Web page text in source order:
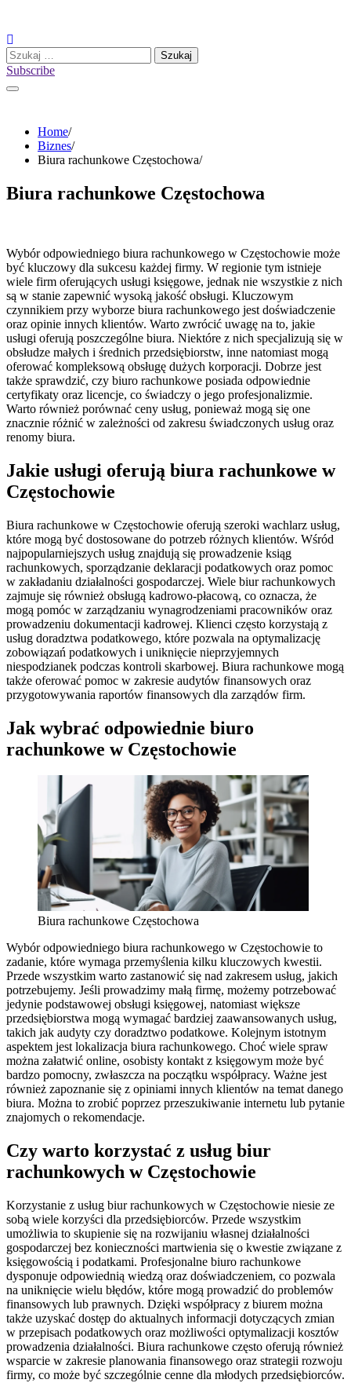
content
Szukaj:
Subscribe
Home
Biznes
Biura rachunkowe Częstochowa
Biura rachunkowe Częstochowa
Wybór odpowiedniego biura rachunkowego w Częstochowie może
być kluczowy dla sukcesu każdej firmy. W regionie tym istnieje
wiele firm oferujących usługi księgowe, jednak nie wszystkie z nich
są w stanie zapewnić wysoką jakość obsługi. Kluczowym
czynnikiem przy wyborze biura rachunkowego jest doświadczenie
oraz opinie innych klientów. Warto zwrócić uwagę na to, jakie
usługi oferują poszczególne biura. Niektóre z nich specjalizują się w
obsłudze małych i średnich przedsiębiorstw, inne natomiast mogą
oferować kompleksową obsługę dużych korporacji. Dobrze jest
także sprawdzić, czy biuro rachunkowe posiada odpowiednie
certyfikaty oraz licencje, co świadczy o jego profesjonalizmie.
Warto również porównać ceny usług, ponieważ mogą się one
znacznie różnić w zależności od zakresu świadczonych usług oraz
renomy biura.
Jakie usługi oferują biura rachunkowe w
Częstochowie
Biura rachunkowe w Częstochowie oferują szeroki wachlarz usług,
które mogą być dostosowane do potrzeb różnych klientów. Wśród
najpopularniejszych usług znajdują się prowadzenie ksiąg
rachunkowych, sporządzanie deklaracji podatkowych oraz pomoc
w zakładaniu działalności gospodarczej. Wiele biur rachunkowych
zajmuje się również obsługą kadrowo-płacową, co oznacza, że
mogą pomóc w zarządzaniu wynagrodzeniami pracowników oraz
prowadzeniu dokumentacji kadrowej. Klienci często korzystają z
usług doradztwa podatkowego, które pozwala na optymalizację
zobowiązań podatkowych i uniknięcie nieprzyjemnych
niespodzianek podczas kontroli skarbowej. Biura rachunkowe mogą
także oferować pomoc w zakresie audytów finansowych oraz
przygotowywania raportów finansowych dla zarządów firm.
Jak wybrać odpowiednie biuro
rachunkowe w Częstochowie
Biura rachunkowe Częstochowa
Wybór odpowiedniego biura rachunkowego w Częstochowie to
zadanie, które wymaga przemyślenia kilku kluczowych kwestii.
Przede wszystkim warto zastanowić się nad zakresem usług, jakich
potrzebujemy. Jeśli prowadzimy małą firmę, możemy potrzebować
jedynie podstawowej obsługi księgowej, natomiast większe
przedsiębiorstwa mogą wymagać bardziej zaawansowanych usług,
takich jak audyty czy doradztwo podatkowe. Kolejnym istotnym
aspektem jest lokalizacja biura rachunkowego. Choć wiele spraw
można załatwić online, osobisty kontakt z księgowym może być
bardzo pomocny, zwłaszcza na początku współpracy. Ważne jest
również zapoznanie się z opiniami innych klientów na temat danego
biura. Można to zrobić poprzez przeszukiwanie internetu lub pytanie
znajomych o rekomendacje.
Czy warto korzystać z usług biur
rachunkowych w Częstochowie
Korzystanie z usług biur rachunkowych w Częstochowie niesie ze
sobą wiele korzyści dla przedsiębiorców. Przede wszystkim
umożliwia to skupienie się na rozwijaniu własnej działalności
gospodarczej bez konieczności martwienia się o kwestie związane z
księgowością i podatkami. Profesjonalne biuro rachunkowe
dysponuje odpowiednią wiedzą oraz doświadczeniem, co pozwala
na uniknięcie wielu błędów, które mogą prowadzić do problemów
finansowych lub prawnych. Dzięki współpracy z biurem można
także uzyskać dostęp do aktualnych informacji dotyczących zmian
w przepisach podatkowych oraz możliwości optymalizacji kosztów
prowadzenia działalności. Biura rachunkowe często oferują również
wsparcie w zakresie planowania finansowego oraz strategii rozwoju
firmy, co może być szczególnie cenne dla młodych przedsiębiorców.